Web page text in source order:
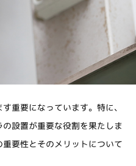
重要になっています。特に、
設置が重要な役割を果たしま
要性とそのメリットについて